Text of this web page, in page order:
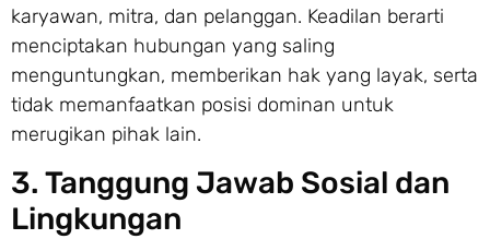
karyawan, mitra, dan pelanggan. Keadilan berarti
menciptakan hubungan yang saling
menguntungkan, memberikan hak yang layak, serta
tidak memanfaatkan posisi dominan untuk
merugikan pihak lain.
3. Tanggung Jawab Sosial dan
Lingkungan